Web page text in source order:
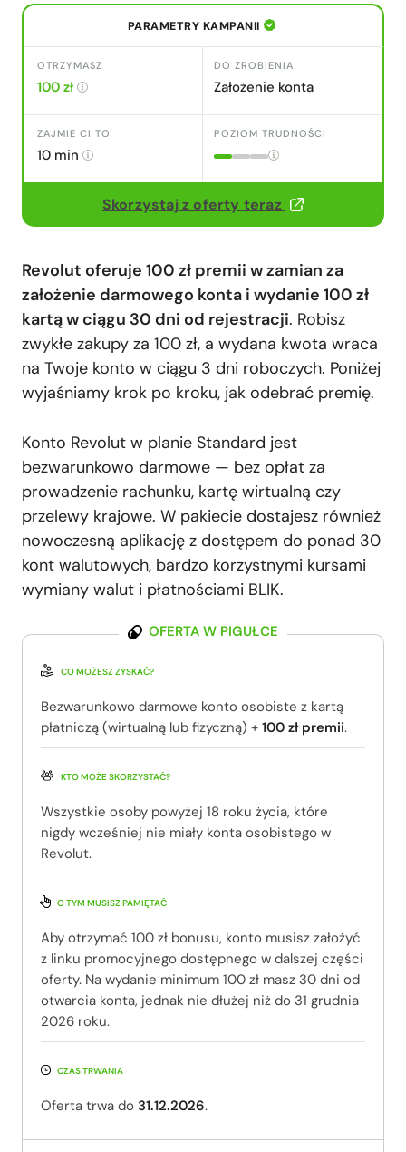
Jak skorzystać z oferty – instrukcja krok
Część 2 – co zrobić po założeniu
Pytania i odpowiedzi
Dodaj komentarz
PARAMETRY KAMPANII
OTRZYMASZ
100 zł
DO ZROBIENIA
Założenie konta
ZAJMIE CI TO
10 min
POZIOM TRUDNOŚCI
Skorzystaj z oferty teraz
Revolut oferuje 100 zł premii w zamian za
założenie darmowego konta i wydanie 100 zł
kartą w ciągu 30 dni od rejestracji. Robisz
zwykłe zakupy za 100 zł, a wydana kwota wraca
na Twoje konto w ciągu 3 dni roboczych. Poniżej
wyjaśniamy krok po kroku, jak odebrać premię.
Konto Revolut w planie Standard jest
bezwarunkowo darmowe — bez opłat za
prowadzenie rachunku, kartę wirtualną czy
przelewy krajowe. W pakiecie dostajesz również
nowoczesną aplikację z dostępem do ponad 30
kont walutowych, bardzo korzystnymi kursami
wymiany walut i płatnościami BLIK.
OFERTA W PIGUŁCE
CO MOŻESZ ZYSKAĆ?
Bezwarunkowo darmowe konto osobiste z kartą
płatniczą (wirtualną lub fizyczną) + 100 zł premii.
KTO MOŻE SKORZYSTAĆ?
Wszystkie osoby powyżej 18 roku życia, które
nigdy wcześniej nie miały konta osobistego w
Revolut.
O TYM MUSISZ PAMIĘTAĆ
Aby otrzymać 100 zł bonusu, konto musisz założyć
z linku promocyjnego dostępnego w dalszej części
oferty. Na wydanie minimum 100 zł masz 30 dni od
otwarcia konta, jednak nie dłużej niż do 31 grudnia
2026 roku.
CZAS TRWANIA
Oferta trwa do 31.12.2026.